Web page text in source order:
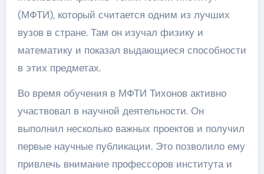
(МФТИ), который считается одним из лучших
вузов в стране. Там он изучал физику и
математику и показал выдающиеся способности
в этих предметах.
Во время обучения в МФТИ Тихонов активно
участвовал в научной деятельности. Он
выполнил несколько важных проектов и получил
первые научные публикации. Это позволило ему
привлечь внимание профессоров института и